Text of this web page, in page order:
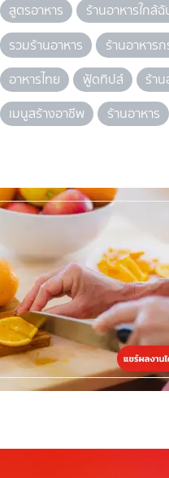
สูตรอาหาร
ร้านอาหารใกล้ฉั
รวมร้านอาหาร
ร้านอาหาร
อาหารไทย
ฟู้ดทิปส์
ร้าน
เมนูสร้างอาชีพ
ร้านอาหาร